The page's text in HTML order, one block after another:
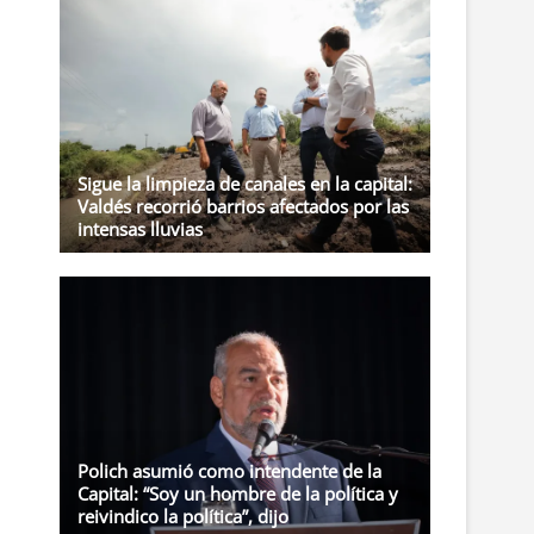
Sigue la limpieza de canales en la capital:
Valdés recorrió barrios afectados por las
intensas lluvias
Polich asumió como intendente de la
Capital: “Soy un hombre de la política y
reivindico la política”, dijo